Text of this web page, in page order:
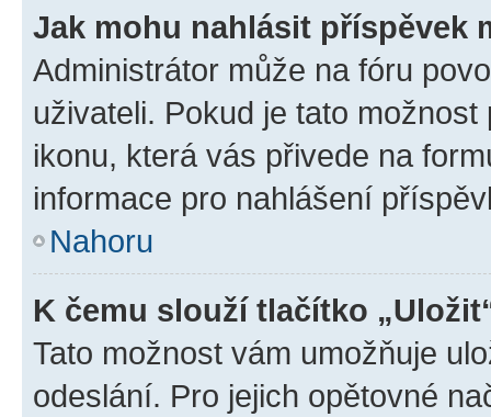
Jak mohu nahlásit příspěvek
Administrátor může na fóru
uživateli. Pokud je tato
ikonu, která vás přivede na
informace pro nahlášení
Nahoru
K čemu slouží tlačítko
Tato možnost vám umožňuje
odeslání. Pro jejich opětovné